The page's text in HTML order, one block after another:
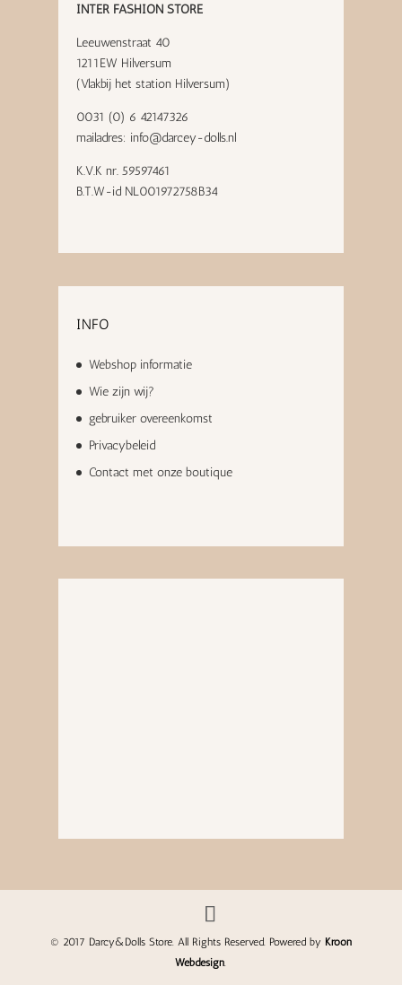
INTER FASHION STORE
Leeuwenstraat 40
1211EW Hilversum
(Vlakbij het station Hilversum)
0031 (0) 6 42147326
mailadres: info@darcey-dolls.nl
K.V.K nr. 59597461
B.T.W-id NL001972758B34
INFO
Webshop informatie
Wie zijn wij?
gebruiker overeenkomst
Privacybeleid
Contact met onze boutique
© 2017 Darcy&Dolls Store. All Rights Reserved. Powered by Kroon
Webdesign